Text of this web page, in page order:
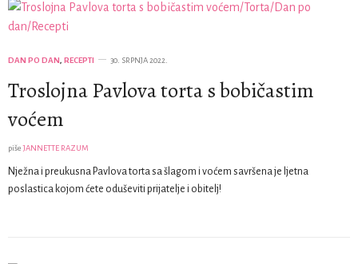
DAN PO DAN, RECEPTI 30. SRPNJA 2022.
Troslojna Pavlova torta s bobičastim
voćem
piše JANNETTE RAZUM
Nježna i preukusna Pavlova torta sa šlagom i voćem savršena je ljetna
poslastica kojom ćete oduševiti prijatelje i obitelj!